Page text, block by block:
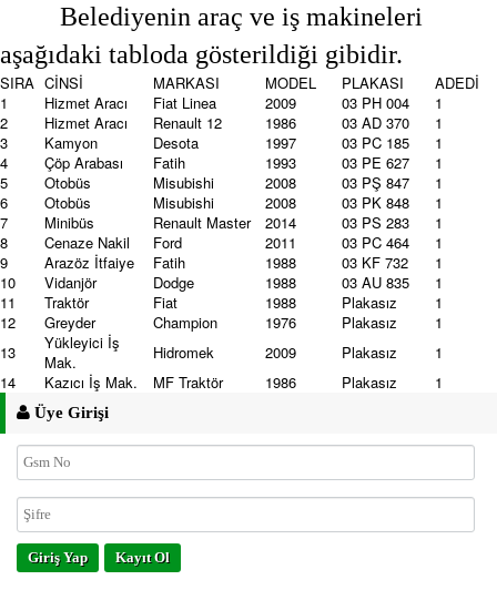
Belediyenin araç ve iş makineleri
aşağıdaki tabloda gösterildiği gibidir.
SIRA CİNSİ MARKASI MODEL PLAKASI
ADEDİ
1
Hizmet Aracı Fiat Linea 2009 03 PH 004
1
2
Hizmet Aracı Renault 12 1986 03 AD 370
1
3
Kamyon Desota 1997 03 PC 185
1
4
Çöp Arabası Fatih 1993 03 PE 627
1
5
Otobüs Misubishi 2008 03 PŞ 847
1
6
Otobüs Misubishi 2008 03 PK 848
1
7
Minibüs Renault Master 2014 03 PS 283
1
8
Cenaze Nakil Ford 2011 03 PC 464
1
9
Arazöz İtfaiye Fatih 1988 03 KF 732
1
10
Vidanjör Dodge 1988 03 AU 835
1
11
Traktör Fiat 1988 Plakasız
1
12
Greyder Champion 1976 Plakasız
1
13
Yükleyici İş
Mak.
Hidromek 2009 Plakasız
1
14
Kazıcı İş Mak. MF Traktör 1986 Plakasız 1
Üye Girişi
Giriş Yap Kayıt Ol